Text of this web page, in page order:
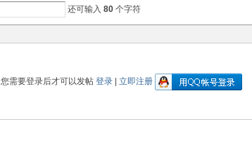
还可输入 80 个字符
您需要登录后才可以发帖 登录| 立即注册